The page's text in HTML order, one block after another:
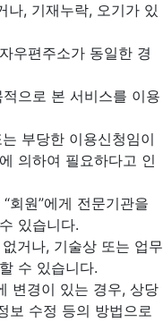
나, 기재누락, 오기가 있
우편주소가 동일한 경
으로 본 서비스를 이용
부당한 이용신청임이
의하여 필요하다고 인
회원”에게 전문기관을
있습니다.
거나, 기술상 또는 업무
수 있습니다.
변경이 있는 경우, 상당
보 수정 등의 방법으로